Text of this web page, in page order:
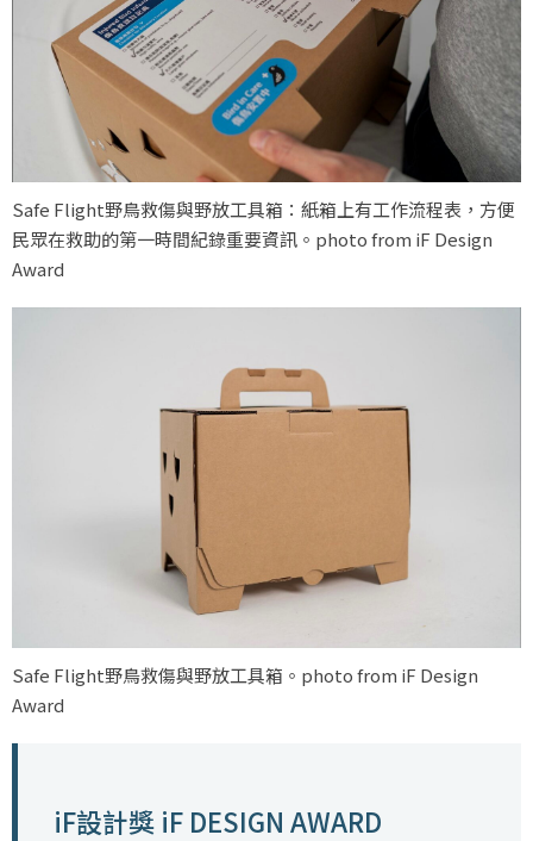
Safe Flight野鳥救傷與野放工具箱：紙箱上有工作流程表，方便
民眾在救助的第一時間紀錄重要資訊。photo from iF Design
Award
Safe Flight野鳥救傷與野放工具箱。photo from iF Design
Award
iF設計獎 iF DESIGN AWARD